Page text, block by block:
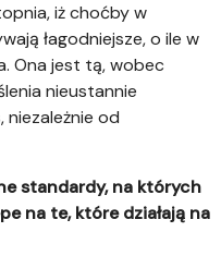
iż choćby w
łagodniejsze, o ile w
Ona jest tą, wobec
nieustannie
niezależnie od
standardy, na których
na te, które działają na